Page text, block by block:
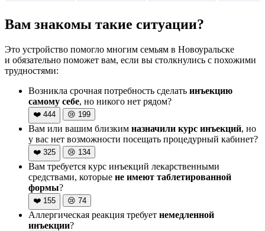
Вам знакомы такие ситуации?
Это устройство помогло многим семьям в Новоуральске
и обязательно поможет вам, если вы столкнулись с похожими
трудностями:
Возникла срочная потребность сделать инъекцию
самому себе, но никого нет рядом?
❤️ 444 😢 199
Вам или вашим близким назначили курс инъекций, но
у вас нет возможности посещать процедурный кабинет?
❤️ 325 😢 134
Вам требуется курс инъекций лекарственными
средствами, которые не имеют таблетированной
формы?
❤️ 155 😢 74
Аллергическая реакция требует немедленной
инъекции?